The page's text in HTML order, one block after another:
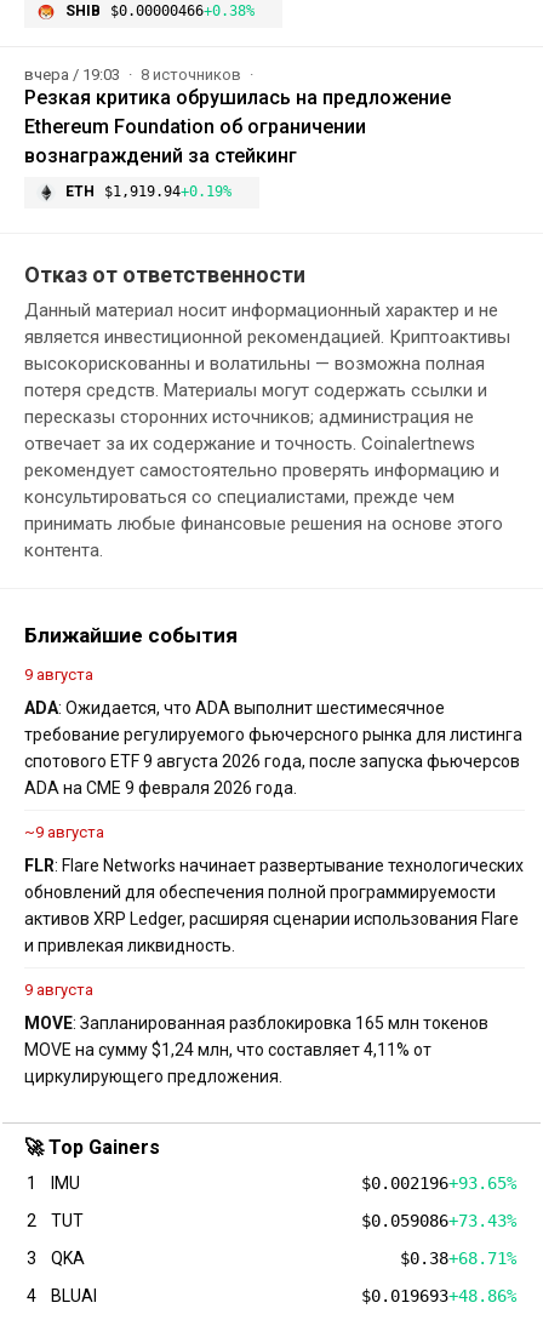
SHIB $0.00000466+0.38%
вчера / 19:03 8 источников
Резкая критика обрушилась на предложение
Ethereum Foundation об ограничении
вознаграждений за стейкинг
ETH $1,919.94+0.19%
Отказ от ответственности
Данный материал носит информационный характер и не
является инвестиционной рекомендацией. Криптоактивы
высокорискованны и волатильны — возможна полная
потеря средств. Материалы могут содержать ссылки и
пересказы сторонних источников; администрация не
отвечает за их содержание и точность. Coinalertnews
рекомендует самостоятельно проверять информацию и
консультироваться со специалистами, прежде чем
принимать любые финансовые решения на основе этого
контента.
Ближайшие события
9 августа
ADA: Ожидается, что ADA выполнит шестимесячное
требование регулируемого фьючерсного рынка для листинга
спотового ETF 9 августа 2026 года, после запуска фьючерсов
ADA на CME 9 февраля 2026 года.
~9 августа
FLR: Flare Networks начинает развертывание технологических
обновлений для обеспечения полной программируемости
активов XRP Ledger, расширяя сценарии использования Flare
и привлекая ликвидность.
9 августа
MOVE: Запланированная разблокировка 165 млн токенов
MOVE на сумму $1,24 млн, что составляет 4,11% от
циркулирующего предложения.
🚀 Top Gainers
1 IMU $0.002196+93.65%
2
TUT $0.059086+73.43%
3
QKA $0.38+68.71%
4
BLUAI $0.019693+48.86%